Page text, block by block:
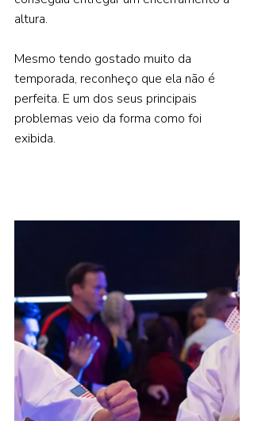
altura.
Mesmo tendo gostado muito da
temporada, reconheço que ela não é
perfeita. E um dos seus principais
problemas veio da forma como foi
exibida.